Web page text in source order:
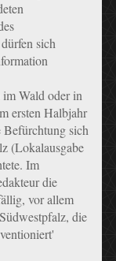
sich
Wald oder in
ersten Halbjahr
Befürchtung sich
(Lokalausgabe
Im
die
vor allem
die